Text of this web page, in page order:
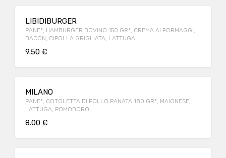
LIBIDIBURGER
PANE*, HAMBURGER BOVINO 150 GR*, CREMA AI FORMAGGI,
BACON, CIPOLLA GRIGLIATA, LATTUGA
9.50 €
MILANO
PANE*, COTOLETTA DI POLLO PANATA 180 GR*, MAIONESE,
LATTUGA, POMODORO
8.00 €